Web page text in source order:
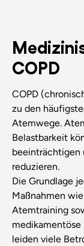
COPD
COPD
zu den
Atemwege.
Belastbarkeit
beeinträchtigen
reduzieren.
Die Grundlage
Maßnahmen
Atemtraining
medikamentöse
leiden viele